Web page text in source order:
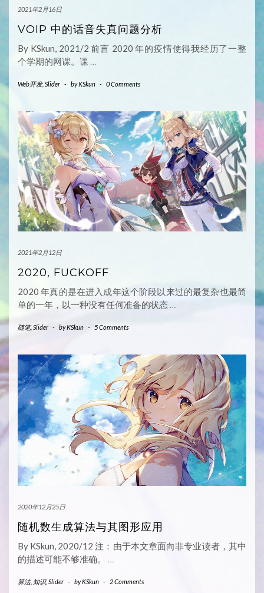
2021年2月16日
VOIP 中的话音失真问题分析
By KSkun, 2021/2 前言 2020 年的疫情使得我经历了一整
个学期的网课。课 …
Web开发, Slider - byKSkun - 0 Comments
2021年2月12日
2020, FUCKOFF
2020 年真的是在进入成年这个阶段以来过的最复杂也最简
单的一年，以一种没有任何准备的状态 …
随笔,Slider - byKSkun - 5 Comments
2020年12月25日
随机数生成算法与其图形应用
By KSkun, 2020/12 注：由于本文章面向非专业读者，其中
的描述可能不够准确。 …
算法, 知识, Slider - byKSkun - 2 Comments